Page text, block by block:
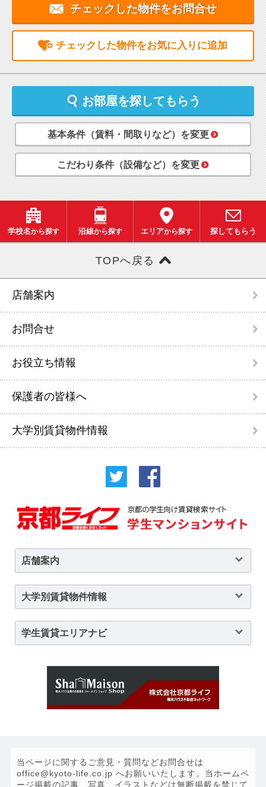
チェックした物件をお問合せ
チェックした物件をお気に入りに追加
お部屋を探してもらう
基本条件（賃料・間取りなど）を変更
こだわり条件（設備など）を変更
学校名から探す 沿線から探す エリアから探す 探してもらう
TOPへ戻る
店舗案内
お問合せ
お役立ち情報
保護者の皆様へ
大学別賃貸物件情報
店舗案内
大学別賃貸物件情報
学生賃貸エリアナビ
当ページに関するご意見・質問などお問合せは
office@kyoto-life.co.jp へお願いいたします。当ホームペ
ージ掲載の記事、写真、イラストなどは無断掲載を禁じて